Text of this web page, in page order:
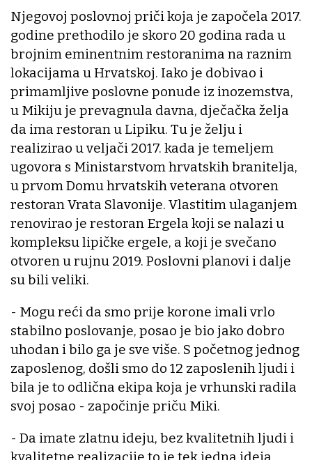
Njegovoj poslovnoj priči koja je započela 2017.
godine prethodilo je skoro 20 godina rada u
brojnim eminentnim restoranima na raznim
lokacijama u Hrvatskoj. Iako je dobivao i
primamljive poslovne ponude iz inozemstva,
u Mikiju je prevagnula davna, dječačka želja
da ima restoran u Lipiku. Tu je želju i
realizirao u veljači 2017. kada je temeljem
ugovora s Ministarstvom hrvatskih branitelja,
u prvom Domu hrvatskih veterana otvoren
restoran Vrata Slavonije. Vlastitim ulaganjem
renovirao je restoran Ergela koji se nalazi u
kompleksu lipičke ergele, a koji je svečano
otvoren u rujnu 2019. Poslovni planovi i dalje
su bili veliki.
- Mogu reći da smo prije korone imali vrlo
stabilno poslovanje, posao je bio jako dobro
uhodan i bilo ga je sve više. S početnog jednog
zaposlenog, došli smo do 12 zaposlenih ljudi i
bila je to odlična ekipa koja je vrhunski radila
svoj posao - započinje priču Miki.
- Da imate zlatnu ideju, bez kvalitetnih ljudi i
kvalitetne realizacije to je tek jedna ideja.